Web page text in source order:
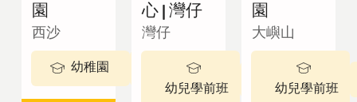
園
西沙
幼稚園 3-5 歲
心 | 灣仔
灣仔
幼兒學前班
2 - 3歲
園
大嶼山
幼兒學前班
繁體中文
最新公告